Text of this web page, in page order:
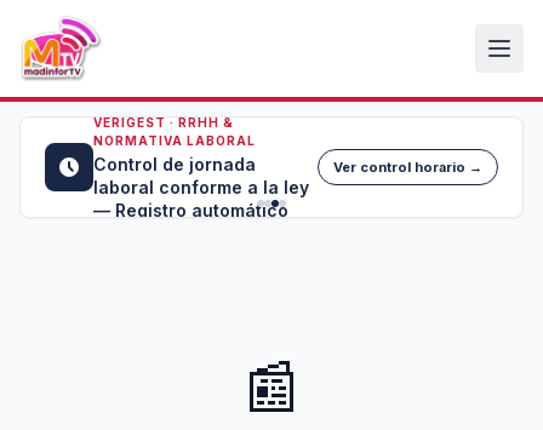
VERIGEST · RRHH &
NORMATIVA LABORAL
Control de jornada
laboral conforme a la ley
— Registro automático
Ver control horario →
📰